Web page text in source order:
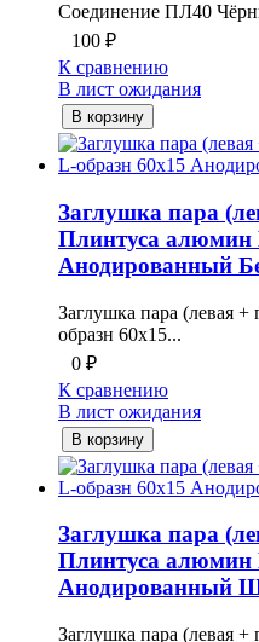
Соединение ПЛ40
100 ₽
К сравнению
В лист ожидания
В корзину
Заглушка пара
Плинтуса алюмин
Анодированный
Заглушка пара (левая
образн 60х15...
0 ₽
К сравнению
В лист ожидания
В корзину
Заглушка пара
Плинтуса алюмин
Анодированный
Заглушка пара (левая